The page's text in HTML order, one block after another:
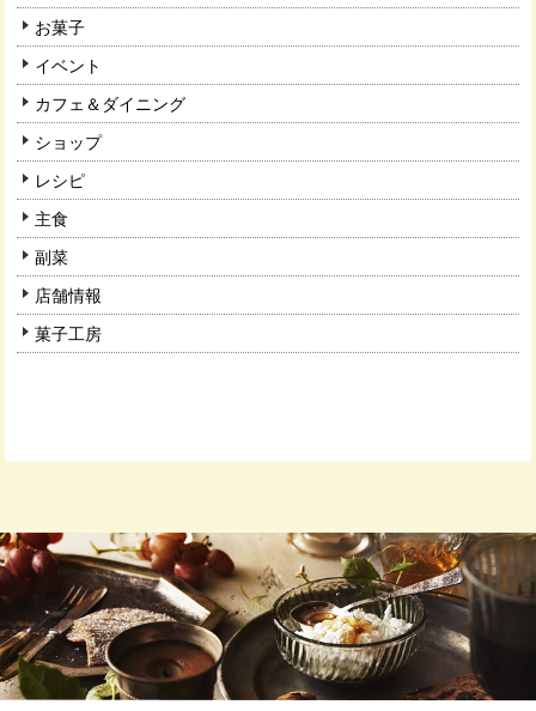
お菓子
イベント
カフェ＆ダイニング
ショップ
レシピ
主食
副菜
店舗情報
菓子工房